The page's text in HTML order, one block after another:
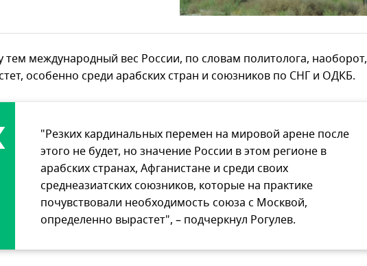
международный вес России, по словам политолога, наоборот,
особенно среди арабских стран и союзников по СНГ и ОДКБ.
"Резких кардинальных перемен на мировой арене после
этого не будет, но значение России в этом регионе в
арабских странах, Афганистане и среди своих
среднеазиатских союзников, которые на практике
почувствовали необходимость союза с Москвой,
определенно вырастет", – подчеркнул Рогулев.